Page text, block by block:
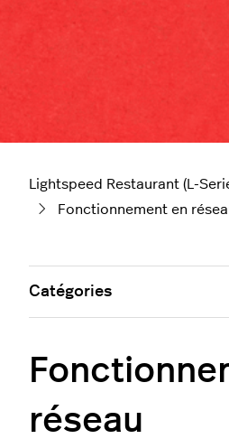
Lightspeed Restaurant (L-
Fonctionnement en
réseau
Catégories